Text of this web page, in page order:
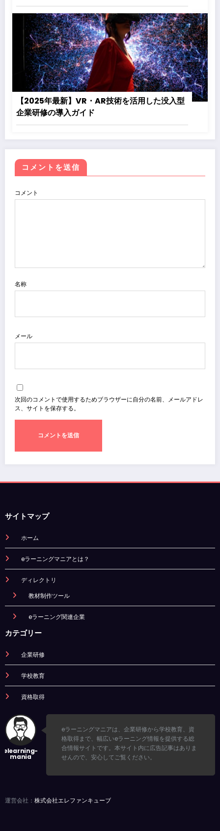
【2025年最新】VR・AR技術を活用した没入型
企業研修の導入ガイド
コメントを送信
コメント
名称
メール
次回のコメントで使用するためブラウザーに自分の名前、メールアドレ
ス、サイトを保存する。
サイトマップ
ホーム
eラーニングマニアとは？
ディレクトリ
教材制作ツール
eラーニング関連企業
カテゴリー
企業研修
学校教育
資格取得
eラーニングマニアは、企業研修から学校教育、資
格取得まで、幅広いeラーニング情報を提供する総
合情報サイトです。本サイト内に広告記事はありま
せんので、安心してご覧ください。
運営会社： 株式会社エレファンキューブ